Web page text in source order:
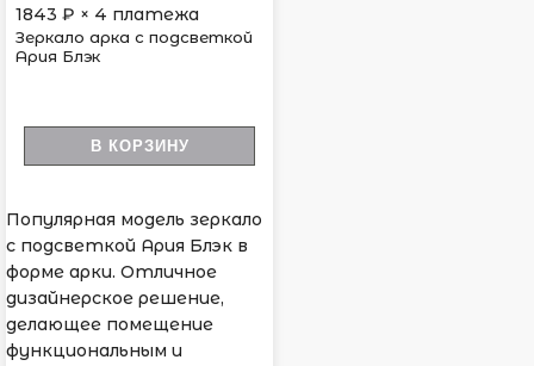
1843 ₽ × 4 платежа
Зеркало арка с подсветкой
Ария Блэк
В КОРЗИНУ
Популярная модель зеркало
с подсветкой Ария Блэк в
форме арки. Отличное
дизайнерское решение,
делающее помещение
функциональным и